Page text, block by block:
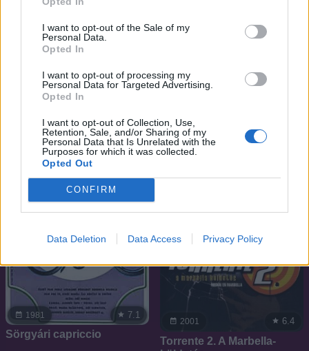
I want to opt-out of the Sale of my
Personal Data.
Opted In
I want to opt-out of processing my
Personal Data for Targeted Advertising.
Opted In
I want to opt-out of Collection, Use,
Retention, Sale, and/or Sharing of my
Personal Data that Is Unrelated with the
Purposes for which it was collected.
Opted Out
CONFIRM
Data Deletion Data Access Privacy Policy
2016 7.1
Alibi.com
Boldog halálnapot! 2
1981 7.1
Sörgyári capriccio
2001 6.4
Torrente 2. A Marbella-